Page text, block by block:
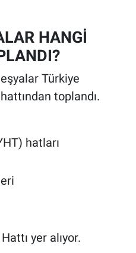
HANGİ
Türkiye
toplandı.
hatları
yer alıyor.